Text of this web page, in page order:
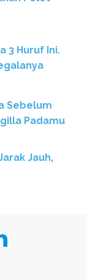
3 Huruf Ini.
Sebelum
Padamu
Jauh,